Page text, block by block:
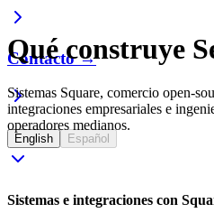
Contacto →
English Español
Qué construye
Sistemas Square, comercio open-
integraciones empresariales e
operadores medianos.
Sistemas e integraciones con